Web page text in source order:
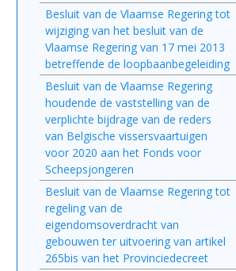
Besluit van de Vlaamse Regering tot
wijziging van het besluit van de
Vlaamse Regering van 17 mei 2013
betreffende de loopbaanbegeleiding
Besluit van de Vlaamse Regering
houdende de vaststelling van de
verplichte bijdrage van de reders
van Belgische vissersvaartuigen
voor 2020 aan het Fonds voor
Scheepsjongeren
Besluit van de Vlaamse Regering tot
regeling van de
eigendomsoverdracht van
gebouwen ter uitvoering van artikel
265bis van het Provinciedecreet